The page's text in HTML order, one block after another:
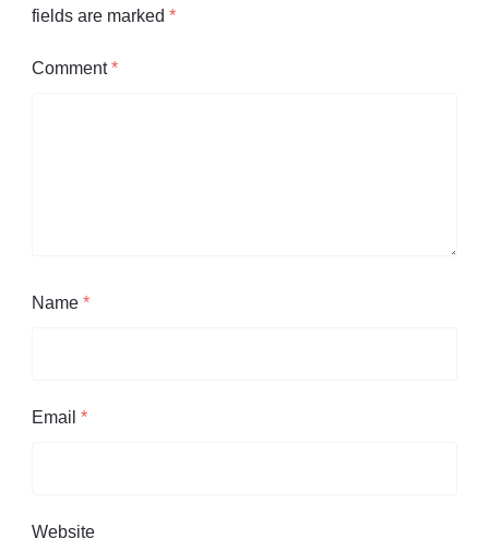
fields are marked *
Comment*
Name *
Email *
Website